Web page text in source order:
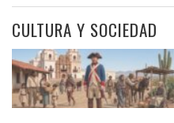
CULTURA Y SOCIEDAD